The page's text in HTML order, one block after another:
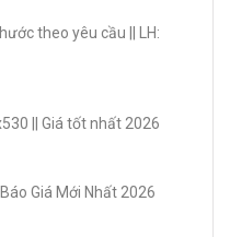
theo yêu cầu || LH:
|| Giá tốt nhất 2026
Giá Mới Nhất 2026